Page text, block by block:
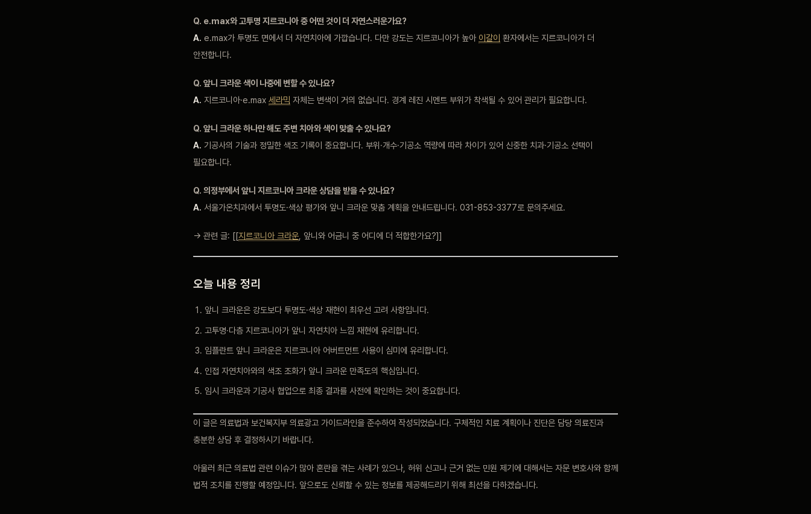
Q. e.max와 고투명 지르코니아 중 어떤 것이 더 자연스러운가요?
A. e.max가 투명도 면에서 더 자연치아에 가깝습니다. 다만 강도는 지르코니아가 높아 이갈이 환자에서는 지르코니아가 더
안전합니다.
Q. 앞니 크라운 색이 나중에 변할 수 있나요?
A. 지르코니아·e.max 세라믹 자체는 변색이 거의 없습니다. 경계 레진 시멘트 부위가 착색될 수 있어 관리가 필요합니다.
Q. 앞니 크라운 하나만 해도 주변 치아와 색이 맞출 수 있나요?
A. 기공사의 기술과 정밀한 색조 기록이 중요합니다. 부위·개수·기공소 역량에 따라 차이가 있어 신중한 치과·기공소 선택이
필요합니다.
Q. 의정부에서 앞니 지르코니아 크라운 상담을 받을 수 있나요?
A. 서울가온치과에서 투명도·색상 평가와 앞니 크라운 맞춤 계획을 안내드립니다. 031-853-3377로 문의주세요.
→ 관련 글: [[지르코니아 크라운 , 앞니와 어금니 중 어디에 더 적합한가요?]]
오늘 내용 정리
앞니 크라운은 강도보다 투명도·색상 재현이 최우선 고려 사항입니다.
고투명·다층 지르코니아가 앞니 자연치아 느낌 재현에 유리합니다.
임플란트 앞니 크라운은 지르코니아 어버트먼트 사용이 심미에 유리합니다.
인접 자연치아와의 색조 조화가 앞니 크라운 만족도의 핵심입니다.
임시 크라운과 기공사 협업으로 최종 결과를 사전에 확인하는 것이 중요합니다.
이 글은 의료법과 보건복지부 의료광고 가이드라인을 준수하여 작성되었습니다. 구체적인 치료 계획이나 진단은 담당 의료진과
충분한 상담 후 결정하시기 바랍니다.
아울러 최근 의료법 관련 이슈가 많아 혼란을 겪는 사례가 있으나, 허위 신고나 근거 없는 민원 제기에 대해서는 자문 변호사와 함께
법적 조치를 진행할 예정입니다. 앞으로도 신뢰할 수 있는 정보를 제공해드리기 위해 최선을 다하겠습니다.